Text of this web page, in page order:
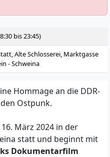
bis 23:45)
Alte Schlosserei, Marktgasse
- Schweina
Hommage an die DDR-
Ostpunk.
März 2024 in der
statt und beginnt mit
Dokumentarfilm